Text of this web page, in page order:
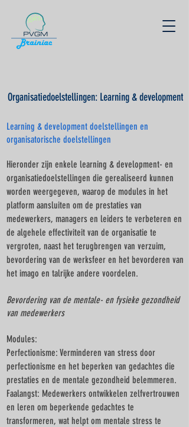
Organisatiedoelstellingen: Learning & development
Learning & development doelstellingen en
organisatorische doelstellingen
Hieronder zijn enkele learning & development- en
organisatiedoelstellingen die gerealiseerd kunnen
worden weergegeven, waarop de modules in het
platform aansluiten om de prestaties van
medewerkers, managers en leiders te verbeteren en
de algehele effectiviteit van de organisatie te
vergroten, naast het terugbrengen van verzuim,
bevordering van de werksfeer en het bevorderen van
het imago en talrijke andere voordelen.
Bevordering van de mentale- en fysieke gezondheid
van medewerkers
Modules:
Perfectionisme: Verminderen van stress door
perfectionisme en het beperken van gedachtes die
prestaties en de mentale gezondheid belemmeren.
Faalangst: Medewerkers ontwikkelen zelfvertrouwen
en leren om beperkende gedachtes te
transformeren, wat helpt om mentale stress te